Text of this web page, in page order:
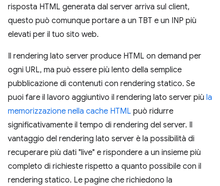
risposta HTML generata dal server arriva sul client,
questo può comunque portare a un TBT e un INP più
elevati per il tuo sito web.
Il rendering lato server produce HTML on demand per
ogni URL, ma può essere più lento della semplice
pubblicazione di contenuti con rendering statico. Se
puoi fare il lavoro aggiuntivo il rendering lato server più la
memorizzazione nella cache HTML può ridurre
significativamente il tempo di rendering del server. Il
vantaggio del rendering lato server è la possibilità di
recuperare più dati "live" e rispondere a un insieme più
completo di richieste rispetto a quanto possibile con il
rendering statico. Le pagine che richiedono la